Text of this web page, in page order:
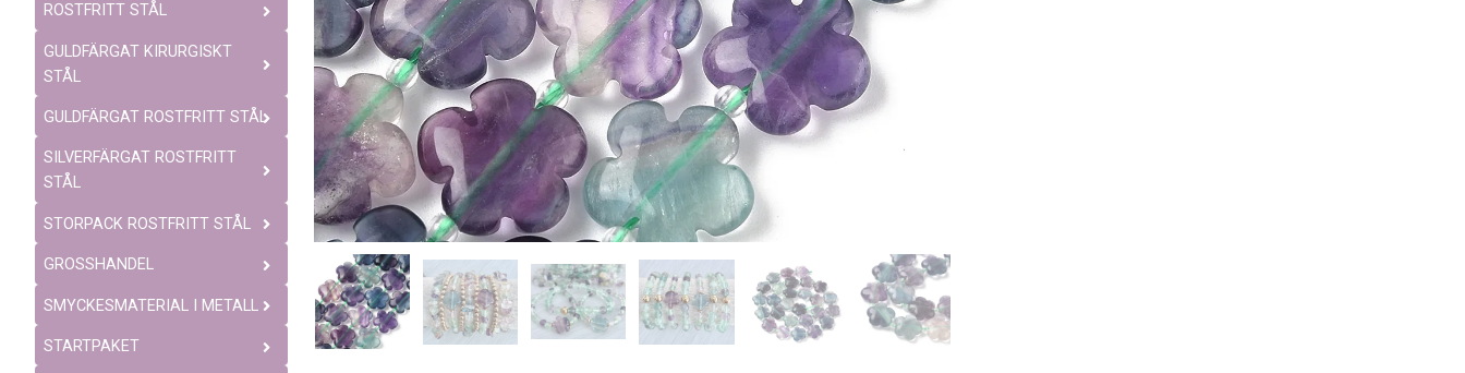
ROSTFRITT STÅL
GULDFÄRGAT KIRURGISKT
STÅL
GULDFÄRGAT ROSTFRITT STÅL
SILVERFÄRGAT ROSTFRITT
STÅL
STORPACK ROSTFRITT STÅL
GROSSHANDEL
SMYCKESMATERIAL I METALL
STARTPAKET